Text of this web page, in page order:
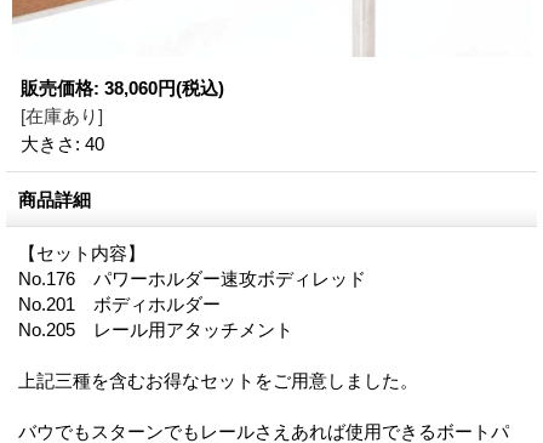
販売価格: 38,060円(税込)
[在庫あり]
大きさ : 40
商品詳細
【セット内容】
No.176 パワーホルダー速攻ボディレッド
No.201 ボディホルダー
No.205 レール用アタッチメント
上記三種を含むお得なセットをご用意しました。
バウでもスターンでもレールさえあれば使用できるボートパ